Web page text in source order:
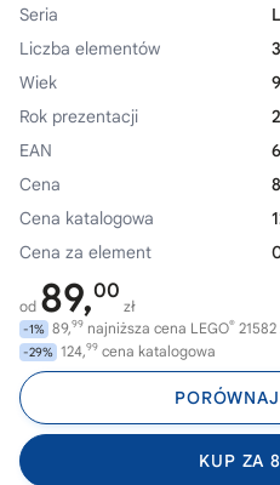
Seria
Liczba elementów
Wiek
Rok prezentacji
EAN
Cena
Cena katalogowa
Cena za element
od 89,00
zł
-1% 89,99 najniższa cena LEGO®
-29% 124,99 cena katalogowa
KUP ZA